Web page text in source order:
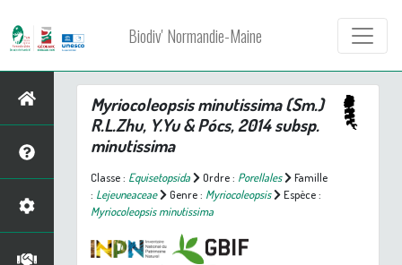
Biodiv' Normandie-Maine
Myriocoleopsis minutissima(Sm.)
R.L.Zhu, Y.Yu & Pócs, 2014 subsp.
minutissima
Classe : Equisetopsida Ordre : Porellales
Famille
: Lejeuneaceae Genre : Myriocoleopsis
Espèce :
Myriocoleopsis minutissima